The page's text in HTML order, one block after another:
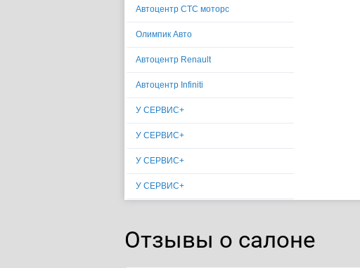
Автоцентр СТС моторс
Олимпик Авто
Автоцентр Renault
Автоцентр Infiniti
У СЕРВИС+
У СЕРВИС+
У СЕРВИС+
У СЕРВИС+
Отзывы о салоне